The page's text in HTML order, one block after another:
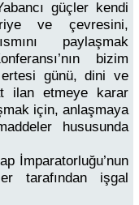
güçler kendi
ve çevresini,
paylaşmak
bizim
ertesi günü, dini ve
ilan etmeye karar
için, anlaşmaya
hususunda
İmparatorluğu’nun
tarafından işgal